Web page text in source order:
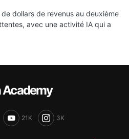
dollars de revenus au deuxième
avec une activité IA qui a
Academy
21K 3K